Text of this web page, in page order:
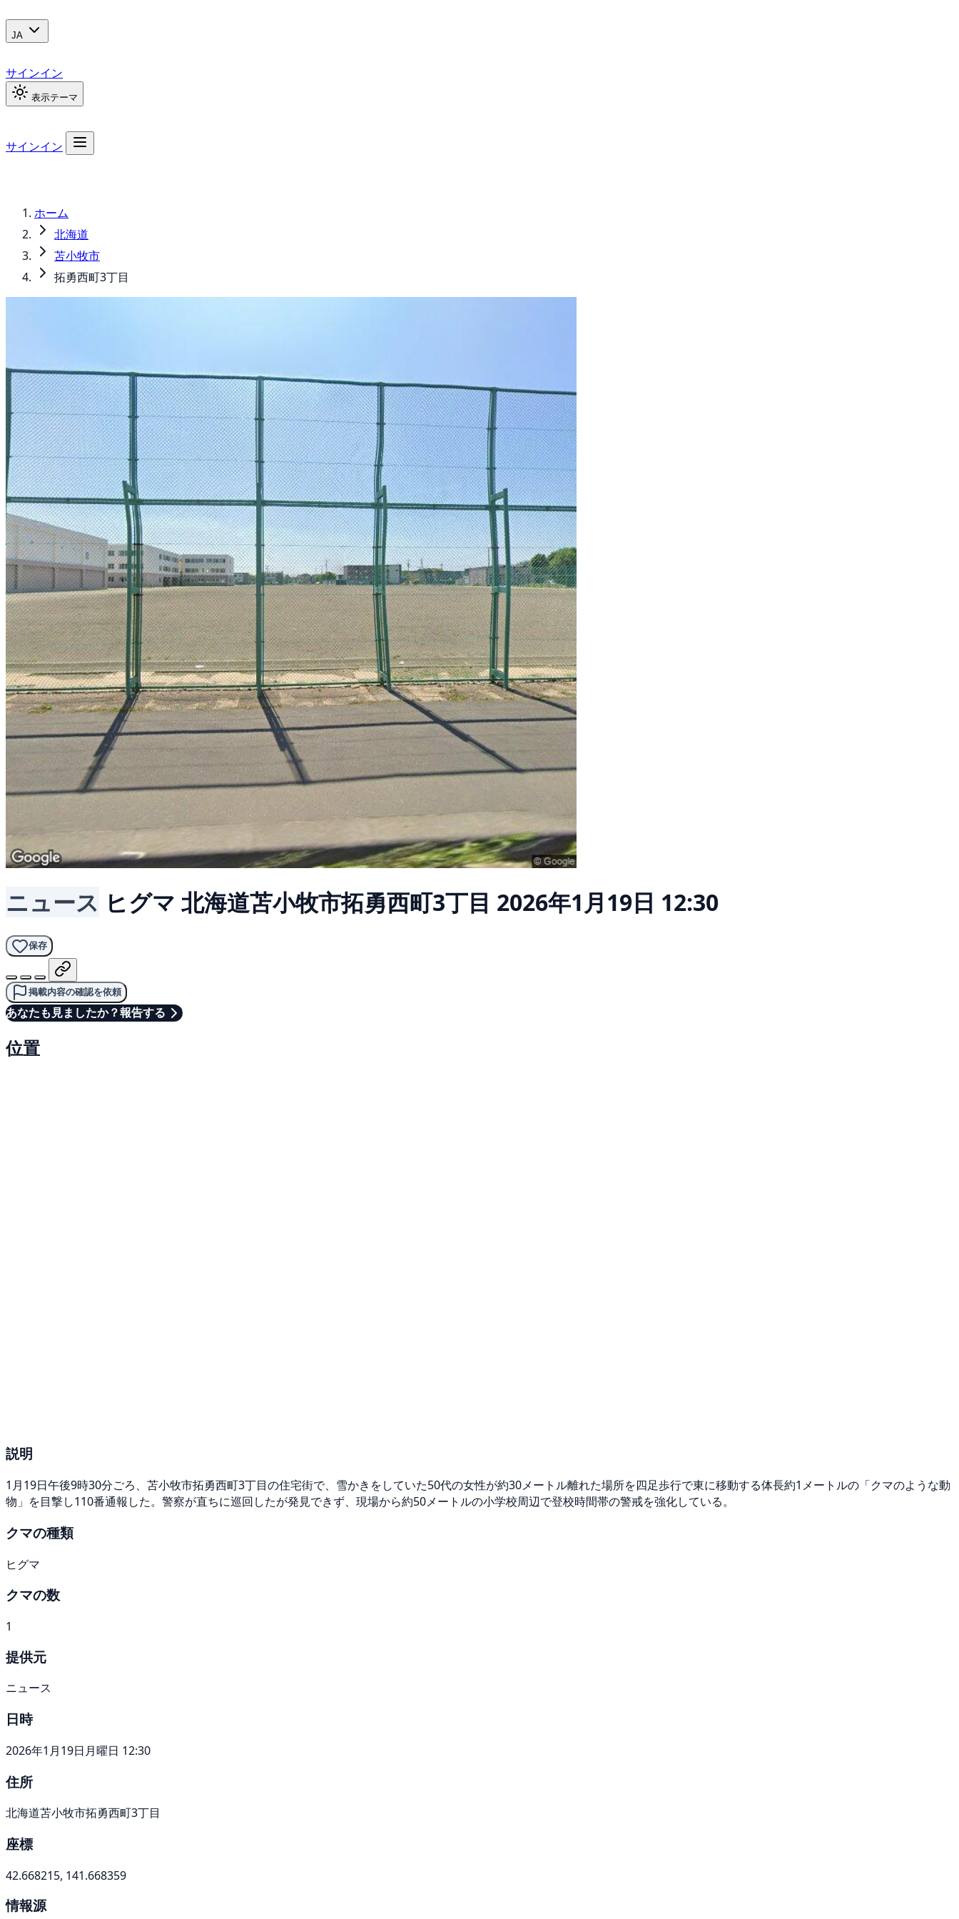
JA
サインイン
表示テーマ
サインイン
ホーム
北海道
苫小牧市
拓勇西町3丁目
ニュース ヒグマ 北海道苫小牧市拓勇西町3丁目 2026年1月19日 12:30
保存
掲載内容の確認を依頼
あなたも見ましたか？報告する
位置
説明
1月19日午後9時30分ごろ、苫小牧市拓勇西町3丁目の住宅街で、雪かきをしていた50代の女性が約30メートル離れた場所を四足歩行で東に移動する体長約1メートルの「クマのような動
物」を目撃し110番通報した。警察が直ちに巡回したが発見できず、現場から約50メートルの小学校周辺で登校時間帯の警戒を強化している。
クマの種類
ヒグマ
クマの数
1
提供元
ニュース
日時
2026年1月19日月曜日 12:30
住所
北海道苫小牧市拓勇西町3丁目
座標
42.668215, 141.668359
情報源